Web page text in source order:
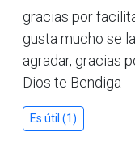
gracias por
gusta mucho se
agradar, gracias
Dios te Bendiga
Es útil (1)